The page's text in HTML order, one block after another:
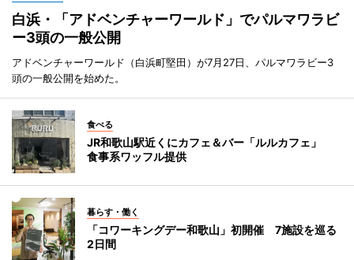
白浜・「アドベンチャーワールド」でパルマワラビ
ー3頭の一般公開
アドベンチャーワールド（白浜町堅田）が7月27日、パルマワラビー3
頭の一般公開を始めた。
食べる
JR和歌山駅近くにカフェ＆バー「ルルカフェ」
食事系ワッフル提供
暮らす・働く
「コワーキングデー和歌山」初開催 7施設を巡る
2日間